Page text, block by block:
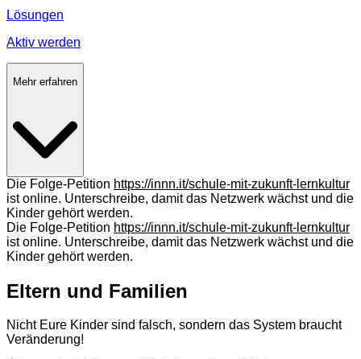
Lösungen
Aktiv werden
Mehr erfahren
Die Folge-Petition https://innn.it/schule-mit-zukunft-lernkultur
ist online. Unterschreibe, damit das Netzwerk wächst und die
Kinder gehört werden.
Die Folge-Petition https://innn.it/schule-mit-zukunft-lernkultur
ist online. Unterschreibe, damit das Netzwerk wächst und die
Kinder gehört werden.
Eltern und Familien
Nicht Eure Kinder sind falsch, sondern das System braucht
Veränderung!